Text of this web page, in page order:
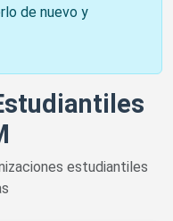
de nuevo y
estudiantiles